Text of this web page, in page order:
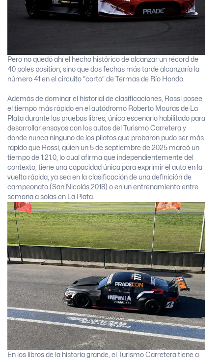
Pero no quedó ahí el hecho histórico de alcanzar un récord de
40 poles position, sino que dos fechas más tarde alcanzaría la
número 41 en el circuito “corto” de Termas de Río Hondo.
Además de dominar el historial de clasificaciones, Rossi posee
el tiempo más rápido en el autódromo Roberto Mouras de La
Plata durante las pruebas libres, único escenario habilitado para
desarrollar ensayos con los autos del Turismo Carretera y
donde nunca ninguno de los pilotos que probaron pudo ser más
rápido que Rossi, quien un 5 de septiembre de 2025 marcó un
tiempo de 1:21.0, lo cual afirma que independientemente del
contexto, tiene una capacidad única para exprimir el auto en la
vuelta rápida, ya sea en la clasificación de una definición de
campeonato (San Nicolás 2018) o en un entrenamiento entre
semana a solas en La Plata.
En los libros de la historia grande, el Turismo Carretera tiene a